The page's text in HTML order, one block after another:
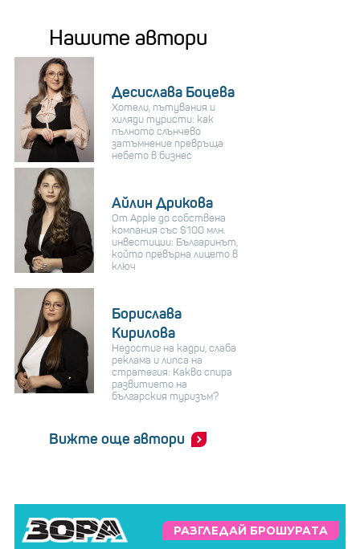
Нашите автори
Десислава Боцева
Хотели, пътувания и
хиляди туристи: как
пълното слънчево
затъмнение превръща
небето в бизнес
Айлин Дрикова
От Apple до собствена
компания със $100 млн.
инвестиции: Българинът,
който превърна лицето в
ключ
Борислава
Кирилова
Недостиг на кадри, слаба
реклама и липса на
стратегия: Какво спира
развитието на
българския туризъм?
Вижте още автори
РАЗГЛЕДАЙ БРОШУРАТА